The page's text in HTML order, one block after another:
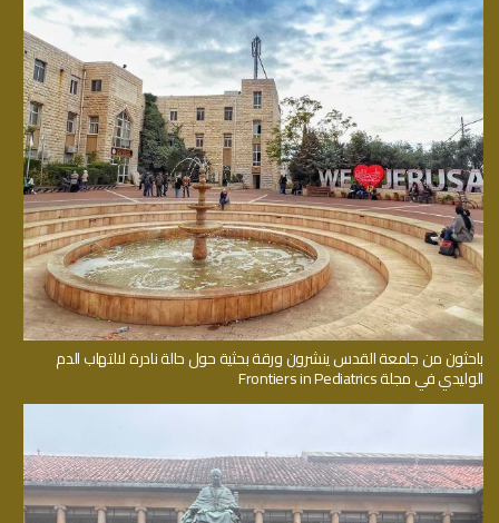
باحثون من جامعة القدس ينشرون ورقة بحثية حول حالة نادرة لالتهاب الدم
الوليدي في مجلة Frontiers in Pediatrics